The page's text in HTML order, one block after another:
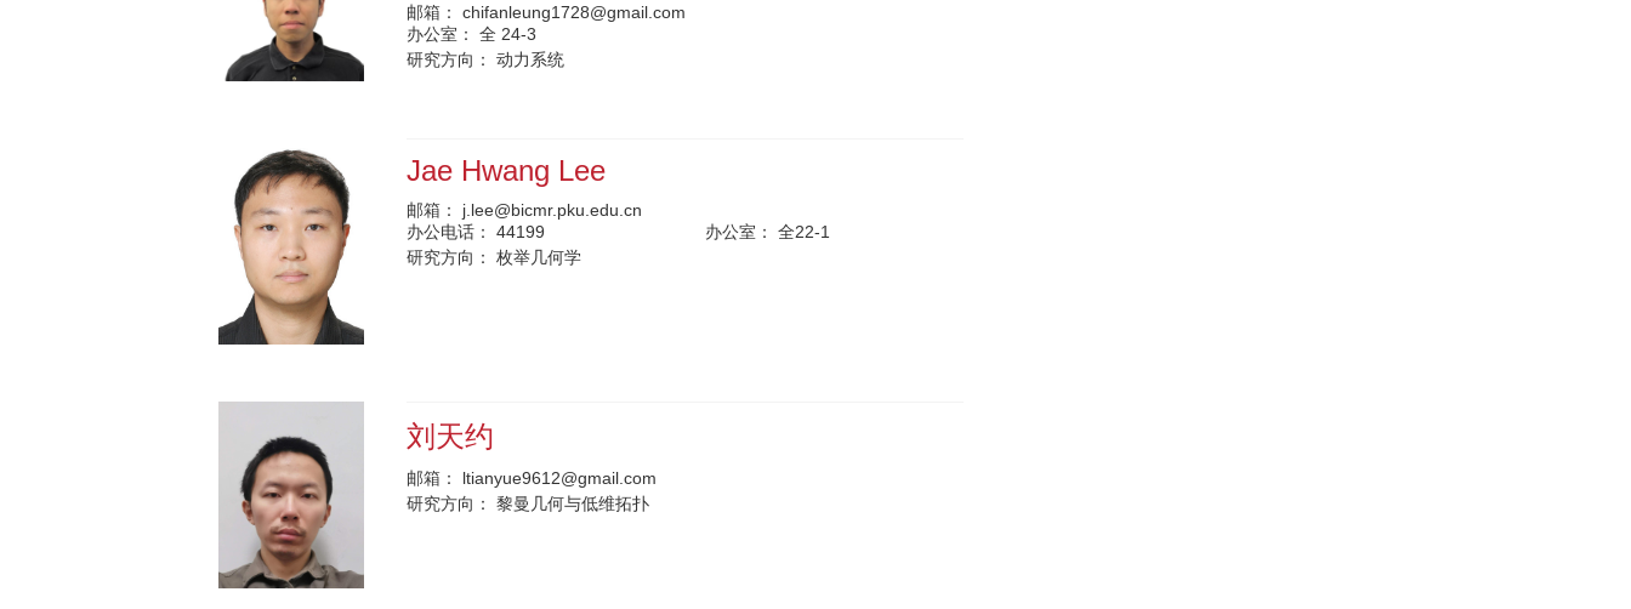
邮箱：
chifanleung1728@gmail.com
办公室：
全 24-3
研究方向：
动力系统
Jae Hwang Lee
邮箱：
j.lee@bicmr.pku.edu.cn
办公电话：
44199 办公室：
全22-1
研究方向：
枚举几何学
刘天约
邮箱：
ltianyue9612@gmail.com
研究方向：
黎曼几何与低维拓扑